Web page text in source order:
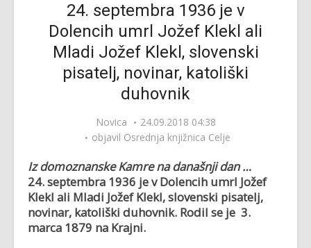
24. septembra 1936 je v
Dolencih umrl Jožef Klekl ali
Mladi Jožef Klekl, slovenski
pisatelj, novinar, katoliški
duhovnik
Novica
24.09.2018 04:38
objavil Osrednja knjižnica Celje
Iz domoznanske Kamre na današnji dan …
24. septembra 1936 je v Dolencih umrl Jožef
Klekl ali Mladi Jožef Klekl, slovenski pisatelj,
novinar, katoliški duhovnik. Rodil se je 3.
marca 1879 na Krajni.